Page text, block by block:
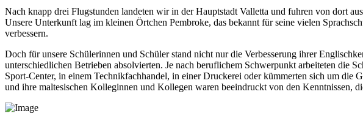
Nach knapp drei Flugstunden landeten wir in der Hauptstadt Valletta und fuhren von dort
Unsere Unterkunft lag im kleinen Örtchen Pembroke, das bekannt für seine vielen
verbessern.
Doch für unsere Schülerinnen und Schüler stand nicht nur die Verbesserung ihrer
unterschiedlichen Betrieben absolvierten. Je nach beruflichem Schwerpunkt arbeiteten die
Sport-Center, in einem Technikfachhandel, in einer Druckerei oder kümmerten sich um die
und ihre maltesischen Kolleginnen und Kollegen waren beeindruckt von den Kenntnissen,